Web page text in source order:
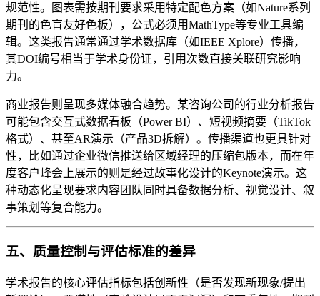
规范性。图表需按期刊要求采用特定配色方案（如Nature系列
期刊的色盲友好色板），公式必须用MathType等专业工具编
辑。这类报告通常通过学术数据库（如IEEE Xplore）传播，
其DOI编号相当于学术身份证，引用次数直接关联研究影响
力。
商业报告则呈现多媒体融合趋势。某咨询公司的行业分析报告
可能包含交互式数据看板（Power BI）、短视频摘要（TikTok
格式）、甚至AR演示（产品3D拆解）。传播渠道也更具针对
性，比如通过企业微信推送给区域经理的压缩包版本，而在年
度客户峰会上展示的则是经过故事化设计的Keynote演示。这
种动态化呈现要求内容团队同时具备数据分析、视觉设计、叙
事策划等复合能力。
五、质量控制与评估标准的差异
学术报告的核心评估指标包括创新性（是否发现新现象/提出